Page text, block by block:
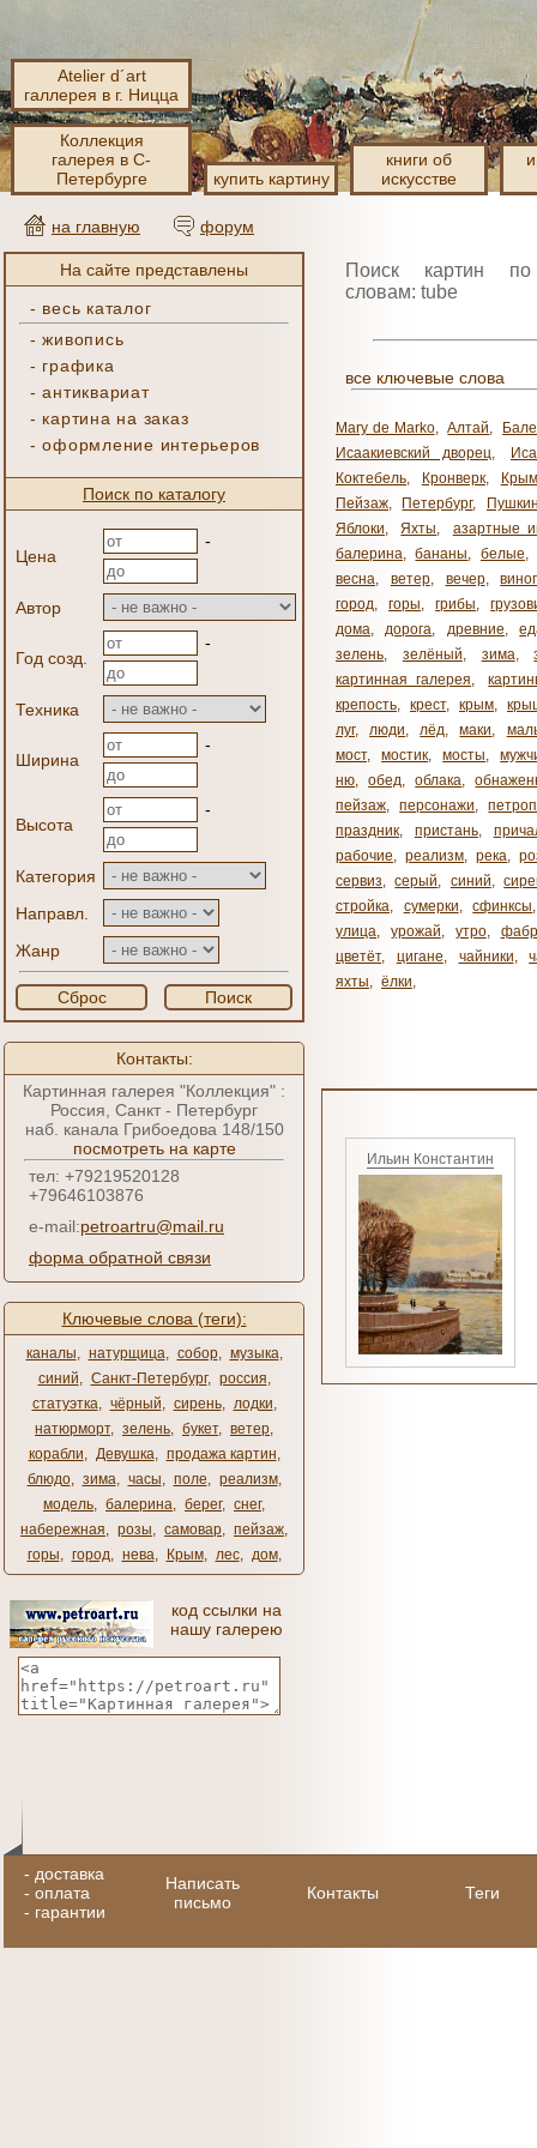
Atelier d´art
галлерея в г. Ницца
Коллекция
галерея в С-
Петербурге
купить картину
книги об
искусстве
на главную форум
На сайте представлены
- весь каталог
-живопись
- графика
-антиквариат
- картина на заказ
-оформление интерьеров
Поиск по каталогу
Цена
-
Автор
Год созд.
-
Техника
Ширина
-
Высота
-
Категория
Направл.
Жанр
Сброс Поиск
Контакты:
Картинная галерея "Коллекция" :
Россия, Санкт - Петербург
наб. канала Грибоедова 148/150
посмотреть на карте
тел: +79219520128
+79646103876
e-mail:petroartru@mail.ru
форма обратной связи
Ключевые слова (теги):
каналы, натурщица, собор, музыка,
синий, Санкт-Петербург, россия,
статуэтка, чёрный, сирень, лодки,
натюрморт, зелень, букет, ветер,
корабли, Девушка, продажа картин,
блюдо, зима, часы, поле, реализм,
модель, балерина, берег, снег,
набережная, розы, самовар, пейзаж,
горы, город, нева, Крым, лес, дом,
код ссылки на
нашу галерею
Поиск картин
словам: tube
все ключевые слова
Mary de Marko, Алтай,
Исаакиевский дворец,
Коктебель, Кронверк,
Крым
Пейзаж, Петербург,
Яблоки, Яхты,
азартные
балерина, бананы, белые,
весна, ветер, вечер,
город, горы, грибы,
дома, дорога, древние,
зелень, зелёный, зима,
картинная галерея,
крепость, крест, крым,
луг, люди, лёд, маки,
мост, мостик, мосты,
ню, обед, облака,
пейзаж, персонажи,
праздник, пристань,
рабочие, реализм, река,
сервиз, серый, синий,
стройка, сумерки, сфинксы
улица, урожай, утро,
цветёт, цигане, чайники,
яхты, ёлки,
Ильин Константин
- доставка
- оплата
- гарантии
Написать
письмо
Контакты Теги